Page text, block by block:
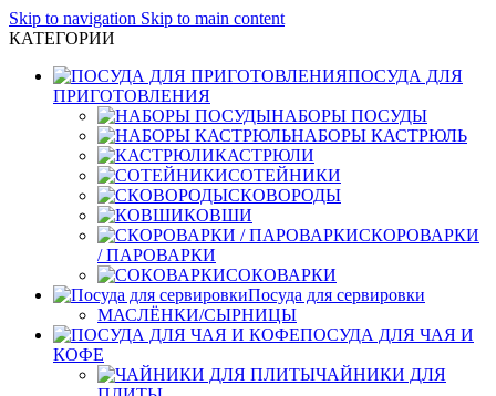
Skip to navigation Skip to main content
КАТЕГОРИИ
ПОСУДА ДЛЯ
ПРИГОТОВЛЕНИЯ
НАБОРЫ ПОСУДЫ
НАБОРЫ КАСТРЮЛЬ
КАСТРЮЛИ
СОТЕЙНИКИ
СКОВОРОДЫ
КОВШИ
СКОРОВАРКИ
/ ПАРОВАРКИ
СОКОВАРКИ
Посуда для сервировки
МАСЛЁНКИ/СЫРНИЦЫ
ПОСУДА ДЛЯ ЧАЯ И
КОФЕ
ЧАЙНИКИ ДЛЯ